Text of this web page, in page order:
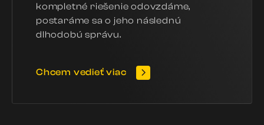
kompletné riešenie odovzdáme,
postaráme sa o jeho následnú
dlhodobú správu.
Chcem vedieť viac